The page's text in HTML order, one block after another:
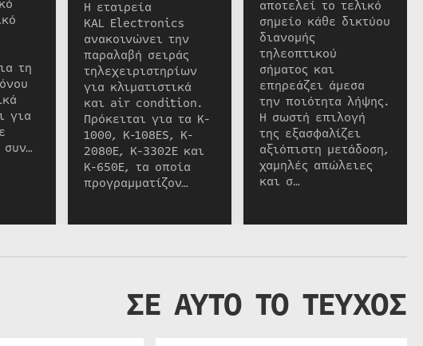
τη
για
Η εταιρεία
KAL Electronics
ανακοινώνει την
παραλαβή σειράς
τηλεχειριστηρίων
για κλιματιστικά
και air condition.
Πρόκειται για τα K-
1000, K-108ES, K-
2080E, K-3302E και
K-650E, τα οποία
προγραμματίζον…
αποτελεί το τελικό
σημείο κάθε δικτύου
διανομής
τηλεοπτικού
σήματος και
επηρεάζει άμεσα
την ποιότητα λήψης.
Η σωστή επιλογή
της εξασφαλίζει
αξιόπιστη μετάδοση,
χαμηλές απώλειες
και σ…
ΣΕ ΑΥΤΟ ΤΟ ΤΕΥΧΟΣ